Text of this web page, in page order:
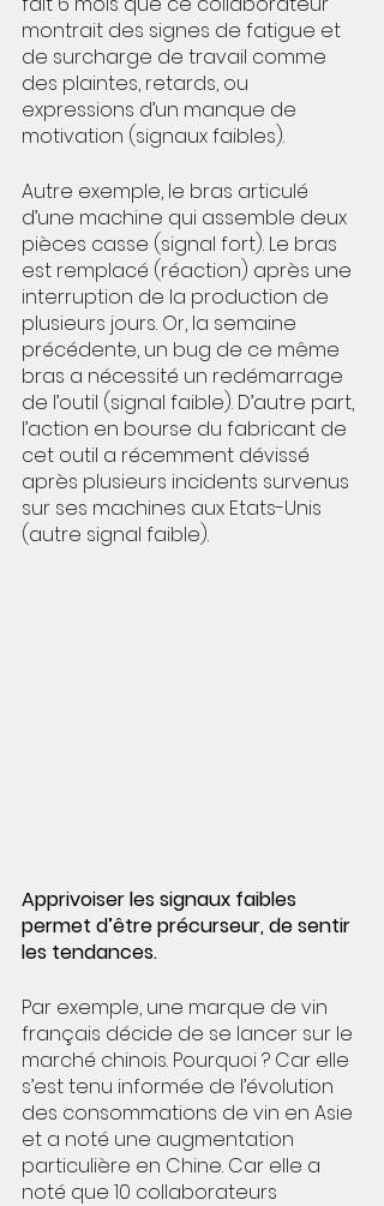
montrait des signes de fatigue et
de surcharge de travail comme
des plaintes, retards, ou
expressions d’un manque de
motivation (signaux faibles).
Autre exemple, le bras articulé
d’une machine qui assemble deux
pièces casse (signal fort). Le bras
est remplacé (réaction) après une
interruption de la production de
plusieurs jours. Or, la semaine
précédente, un bug de ce même
bras a nécessité un redémarrage
de l’outil (signal faible). D’autre part,
l’action en bourse du fabricant de
cet outil a récemment dévissé
après plusieurs incidents survenus
sur ses machines aux Etats-Unis
(autre signal faible).
Apprivoiser les signaux faibles
permet d’être précurseur, de sentir
les tendances.
Par exemple, une marque de vin
français décide de se lancer sur le
marché chinois. Pourquoi ? Car elle
s’est tenu informée de l’évolution
des consommations de vin en Asie
et a noté une augmentation
particulière en Chine. Car elle a
noté que 10 collaborateurs